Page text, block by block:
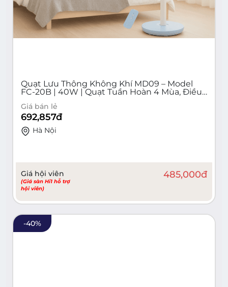
Quạt Lưu Thông Không Khí MD09 – Model
FC-20B | 40W | Quạt Tuần Hoàn 4 Mùa, Điều
Giá bán lẻ
692,857đ
Hà Nội
Giá hội viên
(Giá sàn Hi1 hỗ trợ
hội viên)
485,000đ
-40%